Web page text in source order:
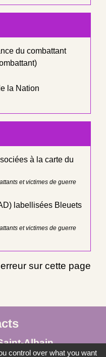
du combattant
la Nation
à la carte du
et victimes de guerre
labellisées Bleuets
et victimes de guerre
sur cette page
Albain
control over what you want